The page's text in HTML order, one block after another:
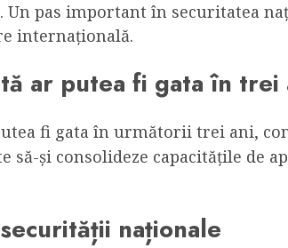
pas important în securitatea
internațională.
ar putea fi gata în trei
fi gata în următorii trei ani,
să-și consolideze capacitățile de
naționale